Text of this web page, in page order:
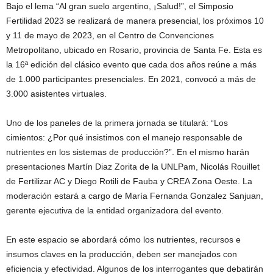
Bajo el lema “Al gran suelo argentino, ¡Salud!”, el Simposio
Fertilidad 2023 se realizará de manera presencial, los próximos 10
y 11 de mayo de 2023, en el Centro de Convenciones
Metropolitano, ubicado en Rosario, provincia de Santa Fe. Esta es
la 16ª edición del clásico evento que cada dos años reúne a más
de 1.000 participantes presenciales. En 2021, convocó a más de
3.000 asistentes virtuales.
Uno de los paneles de la primera jornada se titulará: “Los
cimientos: ¿Por qué insistimos con el manejo responsable de
nutrientes en los sistemas de producción?”. En el mismo harán
presentaciones Martín Diaz Zorita de la UNLPam, Nicolás Rouillet
de Fertilizar AC y Diego Rotili de Fauba y CREA Zona Oeste. La
moderación estará a cargo de María Fernanda Gonzalez Sanjuan,
gerente ejecutiva de la entidad organizadora del evento.
En este espacio se abordará cómo los nutrientes, recursos e
insumos claves en la producción, deben ser manejados con
eficiencia y efectividad. Algunos de los interrogantes que debatirán